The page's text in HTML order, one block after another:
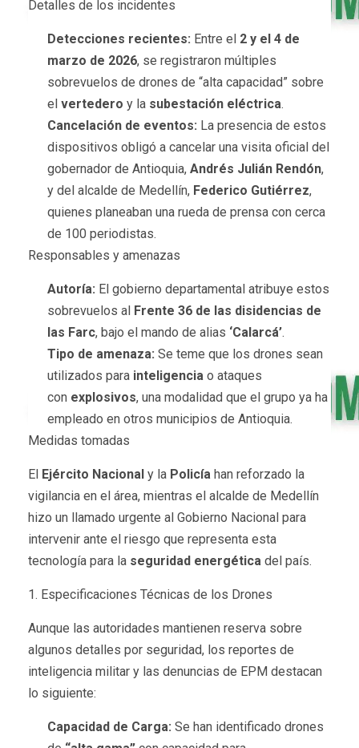
Detalles de los incidentes
Detecciones recientes: Entre el 2 y el 4 de
marzo de 2026, se registraron múltiples
sobrevuelos de drones de “alta capacidad” sobre
el vertedero y la subestación eléctrica.
Cancelación de eventos: La presencia de estos
dispositivos obligó a cancelar una visita oficial del
gobernador de Antioquia, Andrés Julián Rendón,
y del alcalde de Medellín, Federico Gutiérrez,
quienes planeaban una rueda de prensa con cerca
de 100 periodistas.
Responsables y amenazas
Autoría: El gobierno departamental atribuye estos
sobrevuelos al Frente 36 de las disidencias de
las Farc, bajo el mando de alias ‘Calarcá’.
Tipo de amenaza: Se teme que los drones sean
utilizados para inteligencia o ataques
con explosivos, una modalidad que el grupo ya ha
empleado en otros municipios de Antioquia.
Medidas tomadas
El Ejército Nacional y la Policía han reforzado la
vigilancia en el área, mientras el alcalde de Medellín
hizo un llamado urgente al Gobierno Nacional para
intervenir ante el riesgo que representa esta
tecnología para la seguridad energética del país.
1. Especificaciones Técnicas de los Drones
Aunque las autoridades mantienen reserva sobre
algunos detalles por seguridad, los reportes de
inteligencia militar y las denuncias de EPM destacan
lo siguiente:
Capacidad de Carga: Se han identificado drones